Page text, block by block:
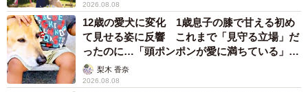
2026.08.08
12歳の愛犬に変化 1歳息子の膝で甘える初め
て見せる姿に反響 これまで「見守る立場」だ
ったのに…「頭ポンポンが愛に満ちている」
「尊…」
梨木 香奈
2026.08.08